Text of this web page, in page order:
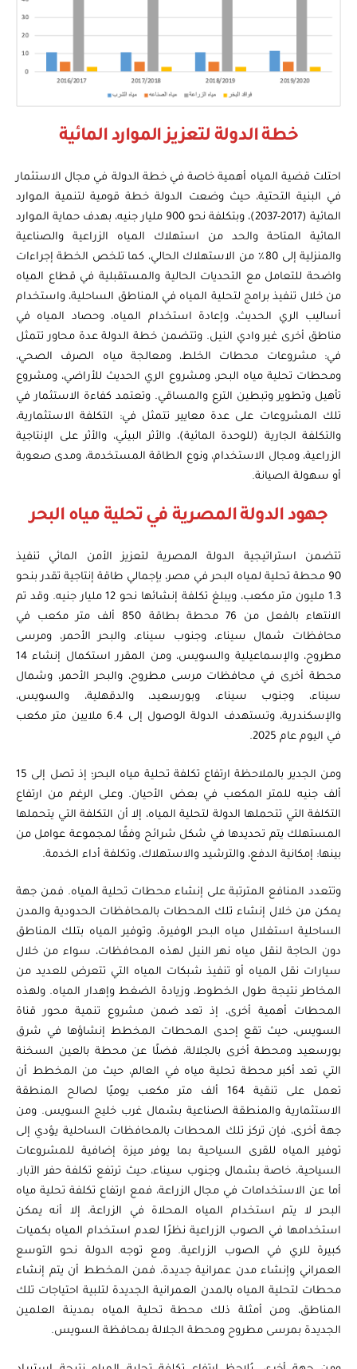
خطة الدولة لتعزيز الموارد المائية
احتلت قضية المياه أهمية خاصة في خطة الدولة في مجال الاستثمار
في البنية التحتية، حيث وضعت الدولة خطة قومية لتنمية الموارد
المائية (2017-2037)، وبتكلفة نحو 900 مليار جنيه، بهدف حماية الموارد
المائية المتاحة والحد من استهلاك المياه الزراعية والصناعية
والمنزلية إلى 80٪ من الاستهلاك الحالي، كما تلخص الخطة إجراءات
واضحة للتعامل مع التحديات الحالية والمستقبلية في قطاع المياه
من خلال تنفيذ برامج لتحلية المياه في المناطق الساحلية، واستخدام
أساليب الري الحديث، وإعادة استخدام المياه، وحصاد المياه في
مناطق أخرى غير وادي النيل. وتتضمن خطة الدولة عدة محاور تتمثل
في: مشروعات محطات الخلط، ومعالجة مياه الصرف الصحي،
ومحطات تحلية مياه البحر، ومشروع الري الحديث للأراضي، ومشروع
تأهيل وتطوير وتبطين الترع والمساقي. وتعتمد كفاءة الاستثمار في
تلك المشروعات على عدة معايير تتمثل في: التكلفة الاستثمارية،
والتكلفة الجارية (للوحدة المائية)، والأثر البيئي، والأثر على الإنتاجية
الزراعية، ومجال الاستخدام، ونوع الطاقة المستخدمة، ومدى صعوبة
أو سهولة الصيانة.
جهود الدولة المصرية في تحلية مياه البحر
تتضمن استراتيجية الدولة المصرية لتعزيز الأمن المائي تنفيذ
90 محطة تحلية لمياه البحر في مصر، بإجمالي طاقة إنتاجية تقدر بنحو
1.3 مليون متر مكعب، ويبلغ تكلفة إنشائها نحو 12 مليار جنيه. وقد تم
الانتهاء بالفعل من 76 محطة بطاقة 850 ألف متر مكعب في
محافظات شمال سيناء، وجنوب سيناء، والبحر الأحمر، ومرسى
مطروح، والإسماعيلية والسويس، ومن المقرر استكمال إنشاء 14
محطة أخرى في محافظات مرسى مطروح، والبحر الأحمر، وشمال
سيناء، وجنوب سيناء، وبورسعيد، والدقهلية، والسويس،
والإسكندرية، وتستهدف الدولة الوصول إلى 6.4 ملايين متر مكعب
في اليوم عام 2025.
ومن الجدير بالملاحظة ارتفاع تكلفة تحلية مياه البحر؛ إذ تصل إلى 15
ألف جنيه للمتر المكعب في بعض الأحيان. وعلى الرغم من ارتفاع
التكلفة التي تتحملها الدولة لتحلية المياه، إلا أن التكلفة التي يتحملها
المستهلك يتم تحديدها في شكل شرائح وفقًا لمجموعة عوامل من
بينها: إمكانية الدفع، والترشيد والاستهلاك، وتكلفة أداء الخدمة.
وتتعدد المنافع المترتبة على إنشاء محطات تحلية المياه. فمن جهة
يمكن من خلال إنشاء تلك المحطات بالمحافظات الحدودية والمدن
الساحلية استغلال مياه البحر الوفيرة، وتوفير المياه بتلك المناطق
دون الحاجة لنقل مياه نهر النيل لهذه المحافظات، سواء من خلال
سيارات نقل المياه أو تنفيذ شبكات المياه التي تتعرض للعديد من
المخاطر نتيجة طول الخطوط، وزيادة الضغط وإهدار المياه. ولهذه
المحطات أهمية أخرى، إذ تعد ضمن مشروع تنمية محور قناة
السويس، حيث تقع إحدى المحطات المخطط إنشاؤها في شرق
بورسعيد ومحطة أخرى بالجلالة، فضلًا عن محطة بالعين السخنة
التي تعد أكبر محطة تحلية مياه في العالم، حيث من المخطط أن
تعمل على تنقية 164 ألف متر مكعب يوميًا لصالح المنطقة
الاستثمارية والمنطقة الصناعية بشمال غرب خليج السويس. ومن
جهة أخرى، فإن تركز تلك المحطات بالمحافظات الساحلية يؤدي إلى
توفير المياه للقرى السياحية بما يوفر ميزة إضافية للمشروعات
السياحية، خاصة بشمال وجنوب سيناء، حيث ترتفع تكلفة حفر الآبار.
أما عن الاستخدامات في مجال الزراعة، فمع ارتفاع تكلفة تحلية مياه
البحر لا يتم استخدام المياه المحلاة في الزراعة، إلا أنه يمكن
استخدامها في الصوب الزراعية نظرًا لعدم استخدام المياه بكميات
كبيرة للري في الصوب الزراعية. ومع توجه الدولة نحو التوسع
العمراني وإنشاء مدن عمرانية جديدة، فمن المخطط أن يتم إنشاء
محطات لتحلية المياه بالمدن العمرانية الجديدة لتلبية احتياجات تلك
المناطق، ومن أمثلة ذلك محطة تحلية المياه بمدينة العلمين
الجديدة بمرسى مطروح ومحطة الجلالة بمحافظة السويس.